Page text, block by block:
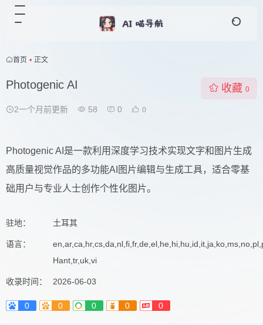
首页 • 正文
Photogenic AI
2一个月前更新 58 0 0
收藏 0
Photogenic AI是一款利用深度学习技术实现文字和图片生成
高质量视觉作品的多功能AI图片编辑与生成工具，适合零基
础用户与专业人士创作个性化图片。
驻地： 土耳其
语言：
Hant,tr,uk,vi
收录时间： 2026-06-03
0 0 0 0 0